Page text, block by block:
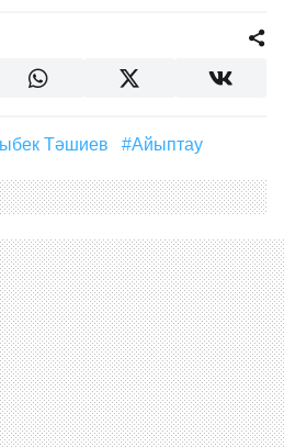
Тәшиев #айыптау